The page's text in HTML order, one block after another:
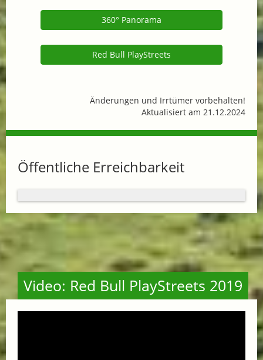
360° Panorama
Red Bull PlayStreets
Änderungen und Irrtümer vorbehalten!
Aktualisiert am 21.12.2024
Öffentliche Erreichbarkeit
Video: Red Bull PlayStreets 2019